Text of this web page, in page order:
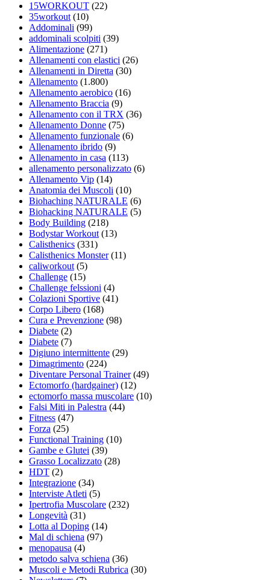
15WORKOUT (22)
35workout(10)
Addominali (99)
addominali scolpiti (39)
Alimentazione (271)
Allenamenti con elastici (26)
Allenamenti in Diretta (30)
Allenamento (1.800)
Allenamento aerobico (16)
Allenamento Braccia (9)
Allenamento con il TRX (36)
Allenamento Donne (75)
Allenamento funzionale (6)
Allenamento ibrido (9)
Allenamento in casa (113)
allenamento personalizzato (6)
Allenamento Vip (14)
Anatomia dei Muscoli (10)
Biohaching NATURALE (6)
Biohacking NATURALE (5)
Body Building (218)
Bodystar Workout(13)
Calisthenics (331)
Calisthenics Monster(11)
caliworkout(5)
Challenge (15)
Challenge felssioni (4)
Colazioni Sportive (41)
Corpo Libero (168)
Cura e Prevenzione (98)
Diabete (2)
Diabete (7)
Digiuno intermittente (29)
Dimagrimento (224)
Diventare Personal Trainer(49)
Ectomorfo (hardgainer) (12)
ectomorfo massa muscolare (10)
Falsi Miti in Palestra (44)
Fitness (47)
Forza (25)
Functional Training (10)
Gambe e Glutei (39)
Grasso Localizzato (28)
HDT (2)
Integrazione (34)
Interviste Atleti (5)
Ipertrofia Muscolare (232)
Longevità (31)
Lotta al Doping (14)
Mal di schiena (97)
menopausa (4)
metodo salva schiena (36)
Muscoli e Metodi Rubrica (30)